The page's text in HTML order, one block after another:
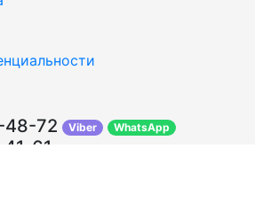
48-72 Viber WhatsApp
61